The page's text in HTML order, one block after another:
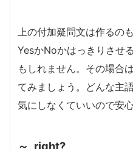
上の付加疑問文は作るの
YesかNoかはっきりさせ
もしれません。その場合
てみましょう。どんな主
気にしなくていいので安心
～, right?